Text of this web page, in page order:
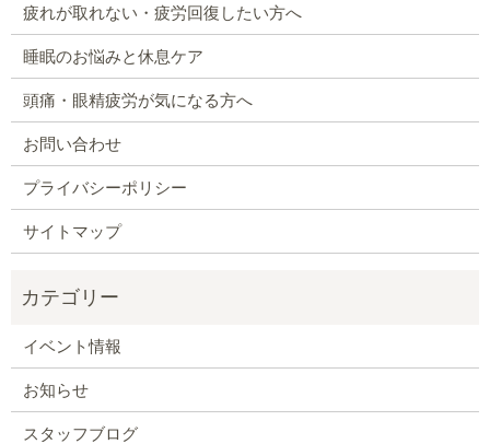
疲れが取れない・疲労回復したい方へ
睡眠のお悩みと休息ケア
頭痛・眼精疲労が気になる方へ
お問い合わせ
プライバシーポリシー
サイトマップ
イベント情報
お知らせ
スタッフブログ